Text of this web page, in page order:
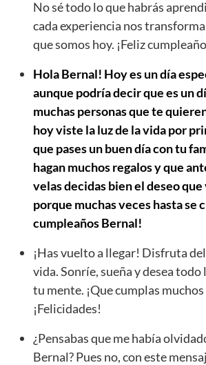
No sé todo lo que habrás
cada experiencia nos
que somos hoy. ¡Feliz
Hola Bernal! Hoy es un día
aunque podría decir que es un
muchas personas que te
hoy viste la luz de la vida por
que pases un buen día con tu
hagan muchos regalos y que
velas decidas bien el deseo que
porque muchas veces hasta se
cumpleaños Bernal!
¡Has vuelto a llegar! Disfruta
vida. Sonríe, sueña y desea todo
tu mente. ¡Que cumplas
¡Felicidades!
¿Pensabas que me había
Bernal? Pues no, con este